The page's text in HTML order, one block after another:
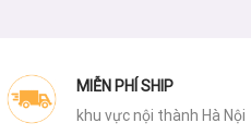
MIỄN PHÍ SHIP
khu vực nội thành Hà Nội